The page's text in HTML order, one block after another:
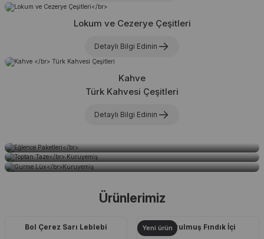
Lokum ve Cezerye Çeşitleri
Detaylı Bilgi Edinin
Kahve
Türk Kahvesi Çeşitleri
Detaylı Bilgi Edinin
Eğlence Paketleri
Toptan Taze
Gurme Lüx
Kuruyemiş
Ürünleri İncele
Ürünlerimiz
Bol Çerez Sarı Leblebi Yeni ürünKavrulmuş Fındık İçi